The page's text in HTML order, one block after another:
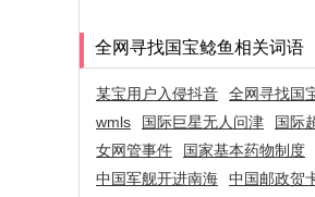
全网寻找国宝鲶鱼相关词语
某宝用户入侵抖音 全网寻找国
wmls
国际巨星无人问津 国际
女网管事件
国家基本药物制度
中国军舰开进南海
中国邮政贺